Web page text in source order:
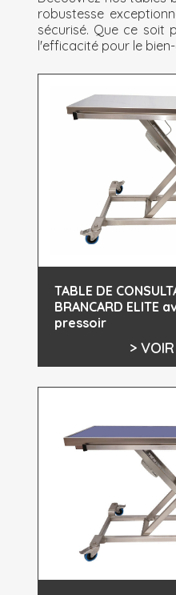
robustesse
sécurisé. Que ce soit
l'efficacité pour le
TABLE DE
BRANCARD ELITE
pressoir
>